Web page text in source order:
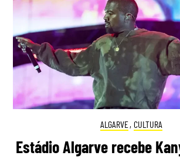
ALGARVE, CULTURA
Estádio Algarve recebe